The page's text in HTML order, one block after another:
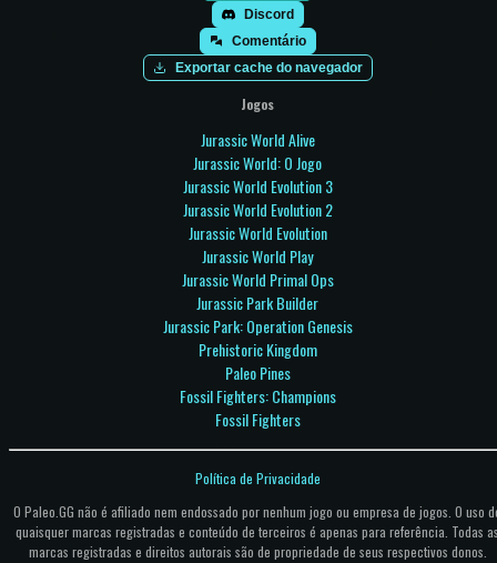
Discord
Comentário
Exportar cache do navegador
Jogos
Jurassic World Alive
Jurassic World: O Jogo
Jurassic World Evolution 3
Jurassic World Evolution 2
Jurassic World Evolution
Jurassic World Play
Jurassic World Primal Ops
Jurassic Park Builder
Jurassic Park: Operation Genesis
Prehistoric Kingdom
Paleo Pines
Fossil Fighters: Champions
Fossil Fighters
O Paleo.GG não é afiliado nem endossado por nenhum jogo ou empresa de jogos. O uso
quaisquer marcas registradas e conteúdo de terceiros é apenas para referência. Todas
marcas registradas e direitos autorais são de propriedade de seus respectivos donos.
Política de Privacidade